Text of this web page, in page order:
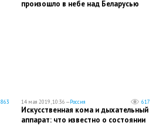
произошло в небе над Беларусью
863 14 мая 2019, 10:36 —Россия 617
Искусственная кома и дыхательный
аппарат: что известно о состоянии